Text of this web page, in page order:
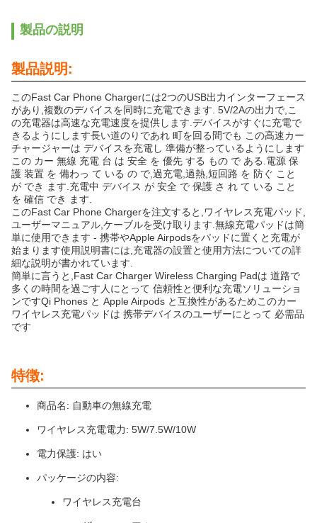
製品の説明
製品説明:
このFast Car Phone Chargerには2つのUSB出力インターフェース
があり,複数のデバイスを同時に充電できます. 5V/2Aの出力で,こ
の充電器は高速な充電速度を提供します.デバイスがすぐに充電で
きるようにします長い道のりであれ 町を回る間でも この高速カー
チャージャーは デバイスを充電し 準備が整っているようにします
この カー 無線 充電 台 は 安全 を 優先 する もの で ある.電源 保
護 装置 を 備わっ て いる の で,過充電,過熱,短回路 を 防ぐ こと
が でき ます.充電中 デバイス が 安全 で 保護 さ れ て いる こと
を 確信 でき ます.
このFast Car Phone Chargerを注文すると,ワイヤレス充電パッド,
ユーザーマニュアル,ケーブルを受け取ります.無線充電パッドは簡
単に使用できます - 携帯やApple Airpodsをパッドに置くと充電が
始まります使用説明書には,充電器の設置と使用方法についての詳
細な説明が書かれています.
簡単に言うと,Fast Car Charger Wireless Charging Padは 道路で
多くの時間を過ごす人にとって 信頼性と便利な充電ソリューショ
ンですQi Phones と Apple Airpods と互換性があるためこのカー
ワイヤレス充電パッドは 携帯デバイスのユーザーにとって 必需品
です
特徴:
商品名: 自動車の無線充電
ワイヤレス充電電力: 5W/7.5W/10W
電力保護: はい
パッケージの内容:
ワイヤレス充電台